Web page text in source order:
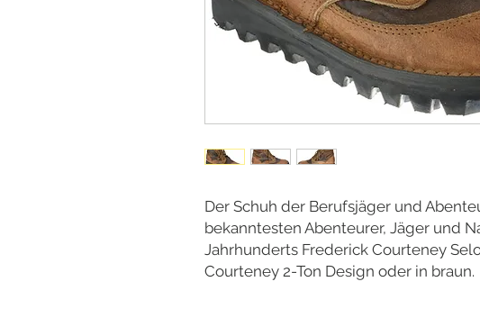
Der Schuh der Berufsjäger und
bekanntesten Abenteurer, Jäger und
Jahrhunderts Frederick Courteney
Courteney 2-Ton Design oder in braun.